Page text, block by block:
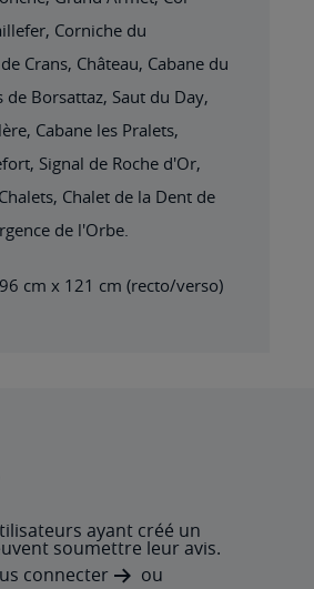
Corniche du
Crans, Château, Cabane du
de Borsattaz, Saut du Day,
Cabane les Pralets,
Signal de Roche d'Or,
Chalet de la Dent de
de l'Orbe.
cm x 121 cm (recto/verso)
ayant créé un
soumettre leur avis.
connecter
ou